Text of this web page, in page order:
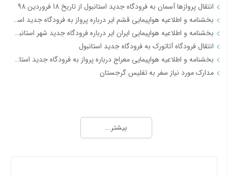
انتقال پروازها آسمان به فرودگاه جدید استانبول از تاریخ 18 فروردین 98
بخشنامه و اطلاعیه هواپیمایی قشم ایر درباره پرواز به فرودگاه جدید استانبول از تاریخ 18فروردین 98
بخشنامه و اطلاعیه هواپیمایی ایران ایر درباره فرودگاه جدید شهر استانبول IR2712
انتقال فرودگاه آتاتورک به فرودگاه جدید استانبول
بخشنامه و اطلاعیه هواپیمایی معراج درباره پرواز به فرودگاه جدید استانبول از تاریخ 18فروردین 98 JI4740-4
مدارک مورد نیاز سفر به تفلیس گرجستان
آفــر چارتری تور هوایی مشهد از تهران
بیشتر...